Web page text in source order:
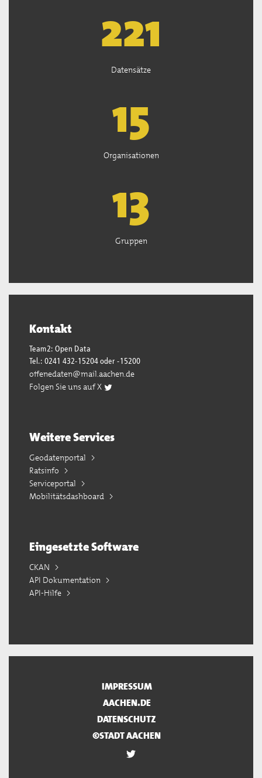
222
Datensätze
15
Organisationen
13
Gruppen
Kontakt
Team2: Open Data
Tel.: 0241 432-15204 oder -15200
offenedaten@mail.aachen.de
Folgen Sie uns auf X
Weitere Services
Geodatenportal
Ratsinfo
Serviceportal
Mobilitätsdashboard
Eingesetzte Software
CKAN
API Dokumentation
API-Hilfe
IMPRESSUM
AACHEN.DE
DATENSCHUTZ
©STADT AACHEN